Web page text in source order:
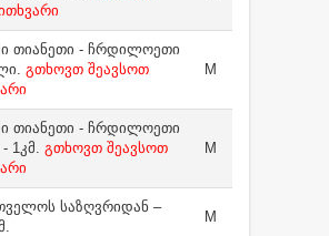
თიანეთი - ჩრდილოეთი
გთხოვთ შეავსოთ
M
თიანეთი - ჩრდილოეთი
1კმ. გთხოვთ შეავსოთ
M
საზღვრიდან –
M